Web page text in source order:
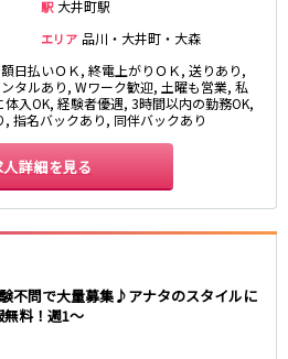
駅 大井町駅
エリア 品川・大井町・大森
日払いＯＫ, 終電上がりＯＫ, 送りあり,
タルあり, Wワーク歓迎, 土曜も営業, 私
入OK, 経験者優遇, 3時間以内の勤務OK,
, 指名バックあり, 同伴バックあり
人詳細を見る
不問で大量募集♪アナタのスタイルに
料！週1〜
船橋
市川・浦安
松戸
東金・茂原・長生
小山
恵比寿駅
御徒町駅
日暮里駅
大塚駅
巣鴨駅
有楽町駅
原宿駅
銀座駅
赤坂見附駅